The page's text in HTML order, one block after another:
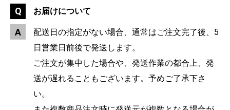
お届けについて
配送日の指定がない場合、通常はご注文完了後、5
日営業日前後で発送します。
ご注文が集中した場合や、発送作業の都合上、発
送が遅れることもございます。予めご了承下さ
い。